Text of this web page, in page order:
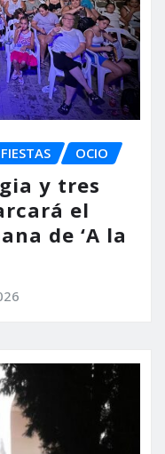
FIESTAS OCIO
y tres
el
de ‘A la